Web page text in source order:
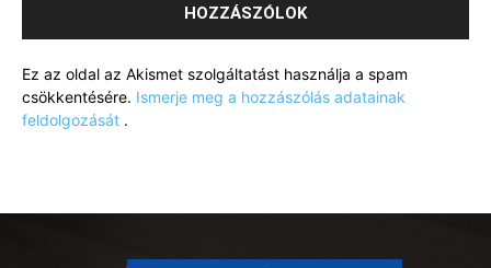
Ez az oldal az Akismet szolgáltatást használja a spam
csökkentésére. Ismerje meg a hozzászólás adatainak
feldolgozását .